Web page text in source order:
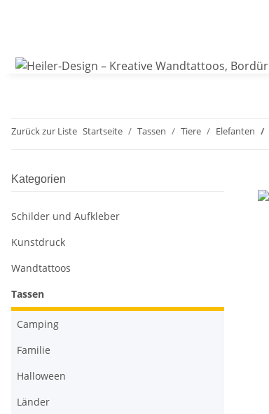
Zurück zur Liste Startseite Tassen Tiere Elefanten
Kategorien
Schilder und Aufkleber
Kunstdruck
Wandtattoos
Tassen
Camping
Familie
Halloween
Länder